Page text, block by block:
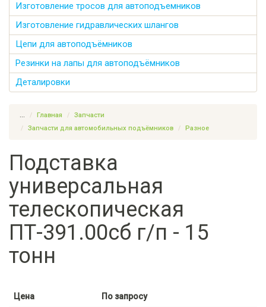
Изготовление тросов для автоподъемников
Изготовление гидравлических шлангов
Цепи для автоподъёмников
Резинки на лапы для автоподъёмников
Деталировки
... Главная
Запчасти
Запчасти для автомобильных подъёмников
Разное
Подставка
универсальная
телескопическая
ПТ-391.00сб г/п - 15
тонн
Цена По запросу